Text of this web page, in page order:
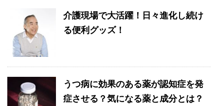
介護現場で大活躍！日々進化し続け
る便利グッズ！
うつ病に効果のある薬が認知症を発
症させる？気になる薬と成分とは？